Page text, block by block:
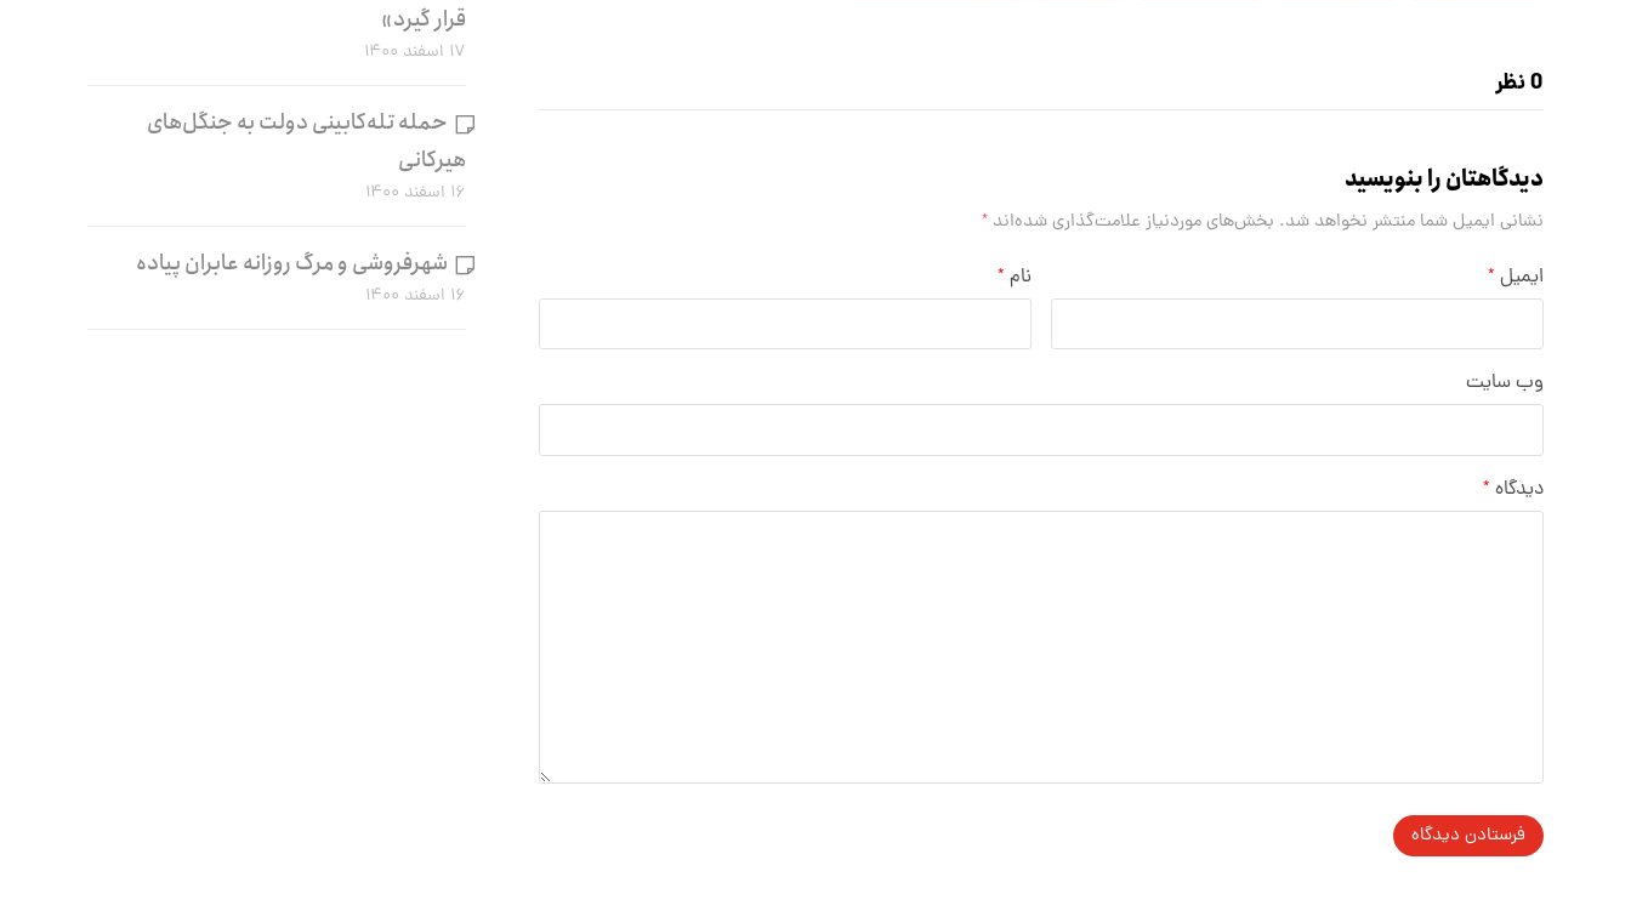
0 نظر
دیدگاهتان را بنویسید
نشانی ایمیل شما منتشر نخواهد شد. بخش‌های موردنیاز علامت‌گذاری شده‌اند *
نام * ایمیل *
وب‌ سایت
دیدگاه *
قرار گیرد»
۱۷ اسفند ۱۴۰۰
حمله تله‌کابینی دولت به جنگل‌های
هیرکانی
۱۶ اسفند ۱۴۰۰
شهرفروشی و مرگ روزانه عابران پیاده
۱۶ اسفند ۱۴۰۰